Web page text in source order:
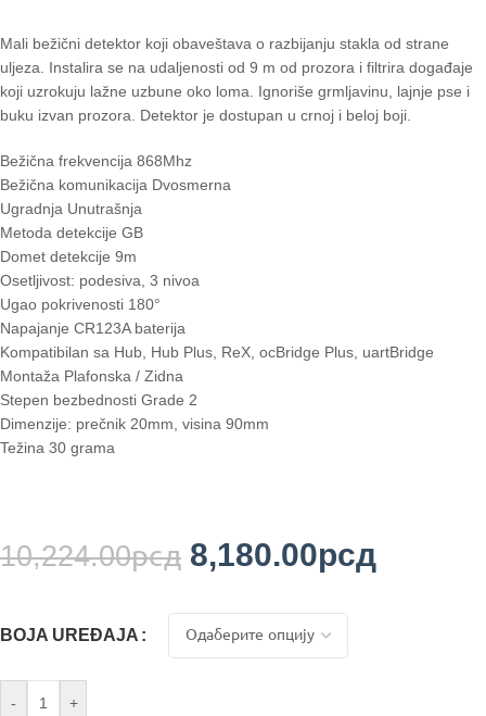
Mali bežični detektor koji obaveštava o razbijanju stakla od strane
uljeza. Instalira se na udaljenosti od 9 m od prozora i filtrira događaje
koji uzrokuju lažne uzbune oko loma. Ignoriše grmljavinu, lajnje pse i
buku izvan prozora. Detektor je dostupan u crnoj i beloj boji.
Bežična frekvencija 868Mhz
Bežična komunikacija Dvosmerna
Ugradnja Unutrašnja
Metoda detekcije GB
Domet detekcije 9m
Osetljivost: podesiva, 3 nivoa
Ugao pokrivenosti 180°
Napajanje CR123A baterija
Kompatibilan sa Hub, Hub Plus, ReX, ocBridge Plus, uartBridge
Montaža Plafonska / Zidna
Stepen bezbednosti Grade 2
Dimenzije: prečnik 20mm, visina 90mm
Težina 30 grama
10,224.00рсд 8,180.00рсд
BOJA UREĐAJA
- +